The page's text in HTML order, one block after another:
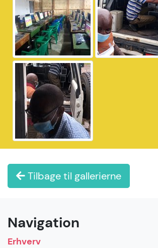
Tilbage til gallerierne
Navigation
Erhverv